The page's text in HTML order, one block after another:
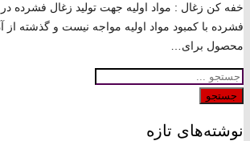
خفه کن زغال : مواد اولیه جهت تولید زغال فشرده
فشرده با کمبود مواد اولیه مواجه نیست و گذشته
محصول برای…
جستجو
نوشته‌های تازه